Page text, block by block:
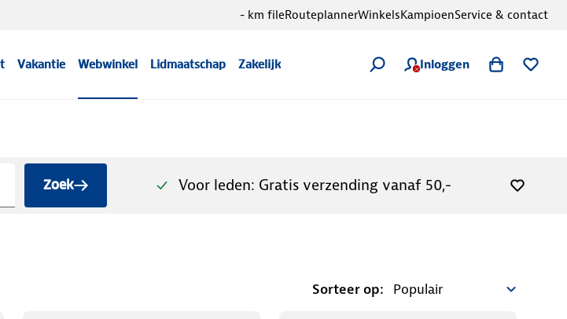
Vakantie Webwinkel Lidmaatschap Zakelijk Inloggen
- km fileRouteplannerWinkelsKampioenService & contact
Zoek Voor leden: Gratis verzending vanaf 50,-
Sorteer op: